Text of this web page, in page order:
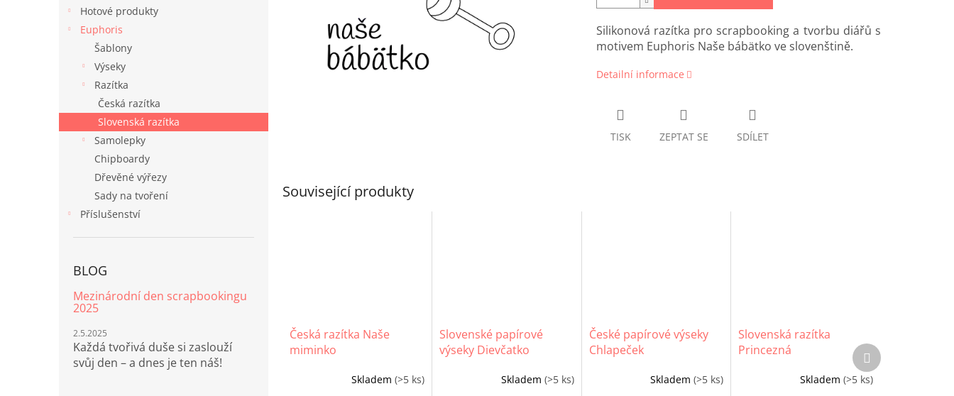
Hotové produkty
Euphoris
Šablony
Výseky
Razítka
Česká razítka
Slovenská razítka
Samolepky
Chipboardy
Dřevěné výřezy
Sady na tvoření
Příslušenství
BLOG
Mezinárodní den scrapbookingu
2025
2.5.2025
Každá tvořivá duše si zaslouží
svůj den – a dnes je ten náš!
Silikonová razítka pro scrapbooking a tvorbu diářů s
motivem Euphoris Naše bábätko ve slovenštině.
Detailní informace
TISK ZEPTAT SE SDÍLET
Související produkty
Česká razítka Naše
miminko
Skladem (>5 ks)
Slovenské papírové
výseky Dievčatko
Skladem (>5 ks)
České papírové výseky
Chlapeček
Skladem(>5 ks)
Slovenská razítka
Princezná
Skladem (>5 ks)
Další
produkt